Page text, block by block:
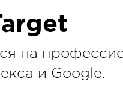
на
и Google.